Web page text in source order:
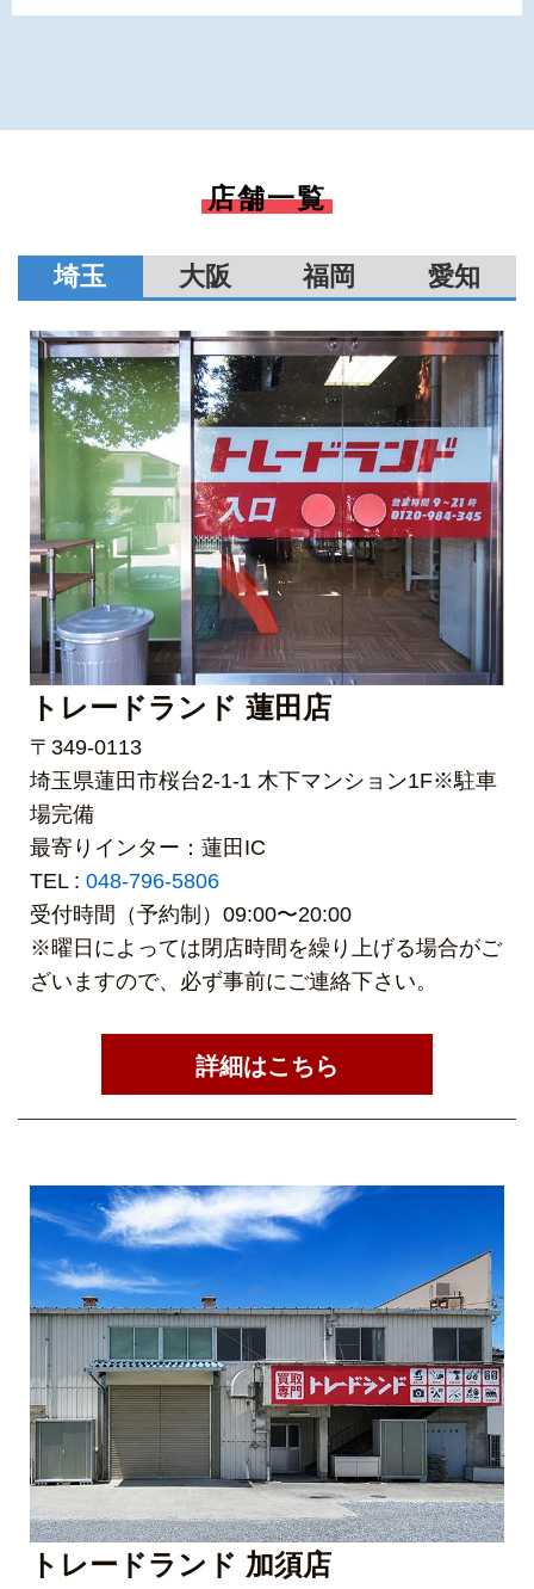
店舗一覧
埼玉 大阪 福岡 愛知
トレードランド 蓮田店
〒349-0113
埼玉県蓮田市桜台2-1-1 木下マンション1F※駐車
場完備
最寄りインター：蓮田IC
TEL : 048-796-5806
受付時間（予約制）09:00〜20:00
※曜日によっては閉店時間を繰り上げる場合がご
ざいますので、必ず事前にご連絡下さい。
詳細はこちら
トレードランド 加須店